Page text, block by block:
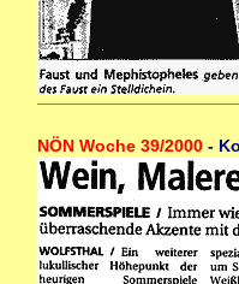
NÖN Woche 39/2000 -